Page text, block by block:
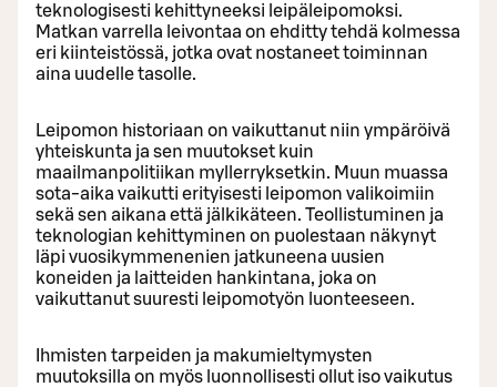
teknologisesti kehittyneeksi leipäleipomoksi.
Matkan varrella leivontaa on ehditty tehdä kolmessa
eri kiinteistössä, jotka ovat nostaneet toiminnan
aina uudelle tasolle.
Leipomon historiaan on vaikuttanut niin ympäröivä
yhteiskunta ja sen muutokset kuin
maailmanpolitiikan myllerryksetkin. Muun muassa
sota-aika vaikutti erityisesti leipomon valikoimiin
sekä sen aikana että jälkikäteen. Teollistuminen ja
teknologian kehittyminen on puolestaan näkynyt
läpi vuosikymmenenien jatkuneena uusien
koneiden ja laitteiden hankintana, joka on
vaikuttanut suuresti leipomotyön luonteeseen.
Ihmisten tarpeiden ja makumieltymysten
muutoksilla on myös luonnollisesti ollut iso vaikutus